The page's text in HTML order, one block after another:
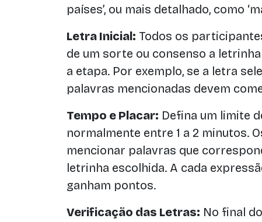
países’, ou mais detalhado, como
Letra Inicial: Todos os
de um sorte ou consenso a
a etapa. Por exemplo, se a letra
palavras mencionadas devem
Tempo e Placar: Defina um limite
normalmente entre 1 a 2 minutos.
mencionar palavras que
letrinha escolhida. A cada
ganham pontos.
Verificação das Letras: No final